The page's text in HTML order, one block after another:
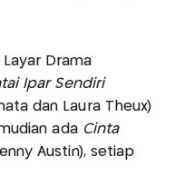
Drama
Ipar Sendiri
dan Laura Theux)
ada Cinta
Austin), setiap